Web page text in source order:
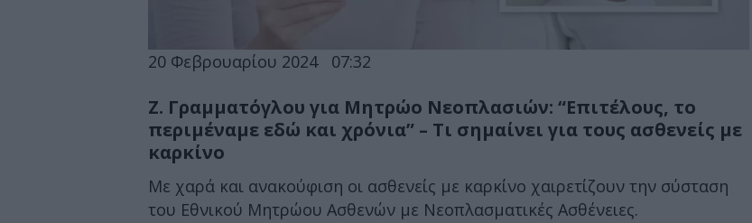
20 Φεβρουαρίου 2024 07:32
Ζ. Γραμματόγλου για Μητρώο Νεοπλασιών: “Επιτέλους, το
περιμέναμε εδώ και χρόνια” – Τι σημαίνει για τους ασθενείς με
καρκίνο
Με χαρά και ανακούφιση οι ασθενείς με καρκίνο χαιρετίζουν την σύσταση
του Εθνικού Μητρώου Ασθενών με Νεοπλασματικές Ασθένειες.